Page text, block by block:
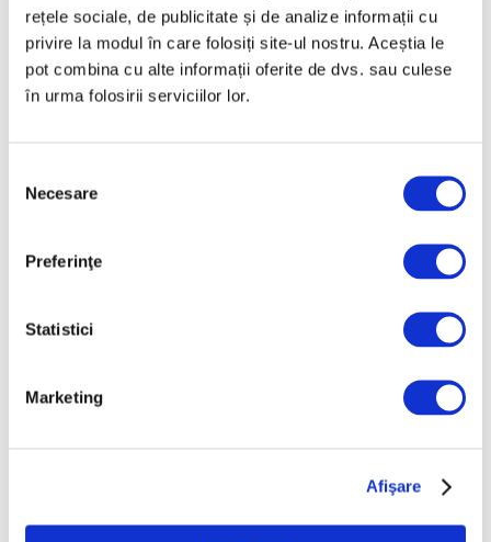
rețele sociale, de publicitate și de analize informații cu
privire la modul în care folosiți site-ul nostru. Aceștia le
pot combina cu alte informații oferite de dvs. sau culese
în urma folosirii serviciilor lor.
consimțământului
Necesare
Preferinţe
Statistici
Marketing
Afişare
Reinterpretare
contemporană a operei
lui Brâncuși, în expoziție
de artă urbană la